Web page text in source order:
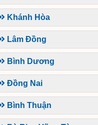
Khánh Hòa
Lâm Đồng
Bình Dương
Đồng Nai
Bình Thuận